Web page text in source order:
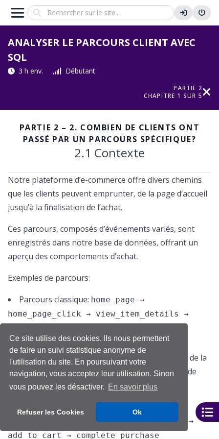
Ce site utilise des cookies. Ils nous permettent
de faire un suivi statistique anonyme de
l'utilisation du site. En poursuivant votre
navigation, vous acceptez leur utilisation. Sinon
vous pouvez les désactiver. En savoir plus
Refuser les Cookies Ok
Search
ANALYSER LE PARCOURS CLIENT AVEC
SQL
3 h env. Débutant
PARTIE 2
CHAPITRE 1 SUR 5
PARTIE 2 – 2. COMBIEN DE CLIENTS ONT
PASSÉ PAR UN PARCOURS SPÉCIFIQUE?
2.1 Contexte
Notre plateforme d’e-commerce offre divers chemins
que les clients peuvent emprunter, de la page d’accueil
jusqu’à la finalisation de l’achat.
Ces parcours, composés d’événements variés, sont
enregistrés dans notre base de données, offrant un
aperçu des comportements d’achat.
Exemples de parcours:
Parcours classique: home_page →
home_page_click → view_item_details →
Visite de la page d’accueil → clic sur une bannière de la
page d’accueil → consultation de l’article → ajout de
l’article au panier → achat.
Parcours de recherche:
search_for_items → view_item_details →
add_to_cart → complete_purchase